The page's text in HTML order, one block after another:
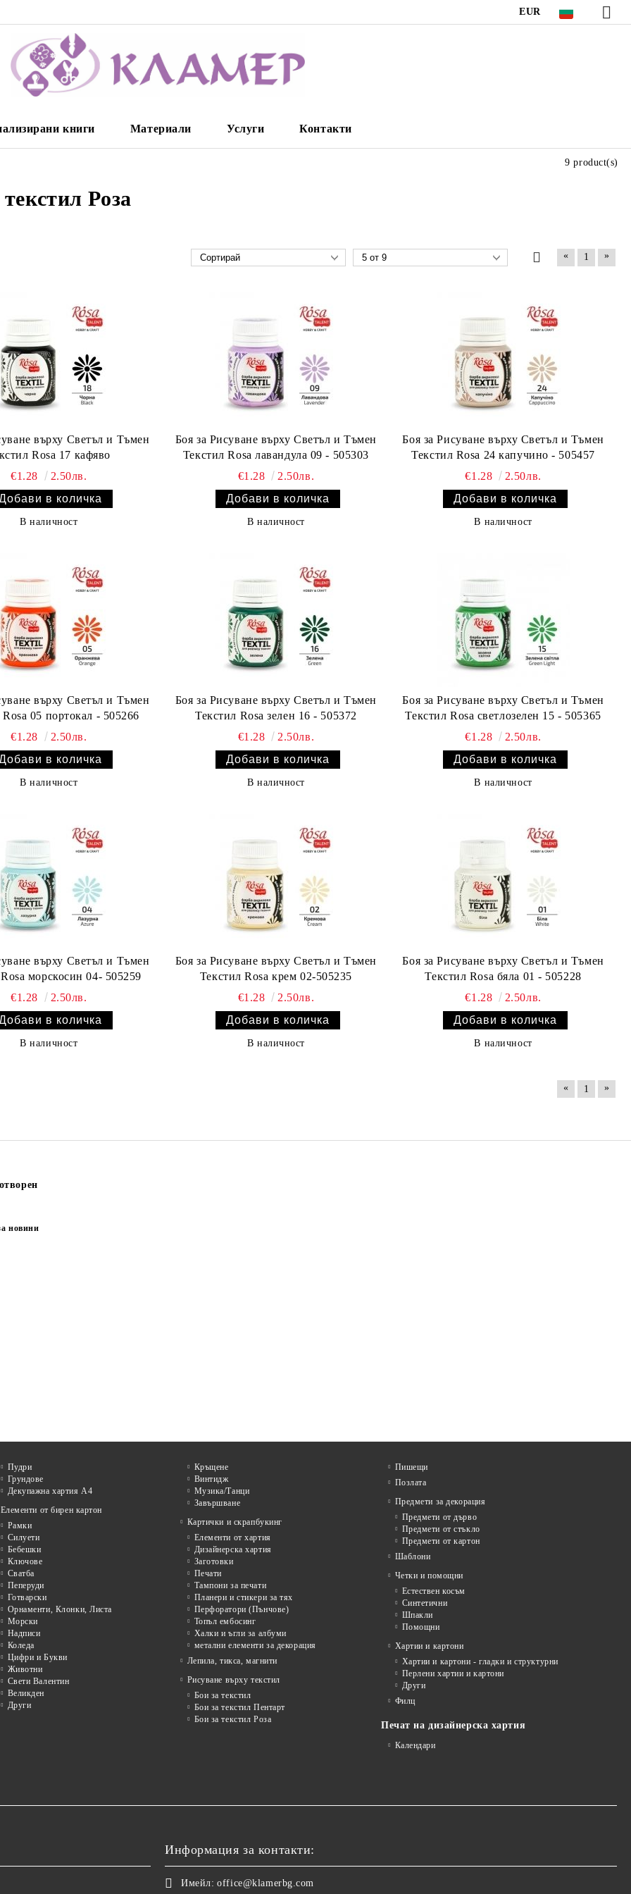
EUR
книги Материали Услуги Контакти
Роза
9 product(s)
« 1 »
върху Светъл и Тъмен
Текстил Rosa 17 кафяво
€1.28
2.50лв.
В наличност
Боя за Рисуване върху Светъл и Тъмен
Текстил Rosa лавандула 09 - 505303
€1.28
2.50лв.
В наличност
Боя за Рисуване върху Светъл и Тъмен
Текстил Rosa 24 капучино - 505457
€1.28
2.50лв.
В наличност
върху Светъл и Тъмен
Текстил Rosa 05 портокал - 505266
€1.28
2.50лв.
В наличност
Боя за Рисуване върху Светъл и Тъмен
Текстил Rosa зелен 16 - 505372
€1.28
2.50лв.
В наличност
Боя за Рисуване върху Светъл и Тъмен
Текстил Rosa светлозелен 15 - 505365
€1.28
2.50лв.
В наличност
върху Светъл и Тъмен
Текстил Rosa морскосин 04- 505259
€1.28
2.50лв.
В наличност
Боя за Рисуване върху Светъл и Тъмен
Текстил Rosa крем 02-505235
€1.28
2.50лв.
В наличност
Боя за Рисуване върху Светъл и Тъмен
Текстил Rosa бяла 01 - 505228
€1.28
2.50лв.
В наличност
« 1 »
новини
Пудри
Грундове
Декупажна хартия А4
Елементи от бирен картон
Рамки
Силуети
Бебешки
Ключове
Сватба
Пеперуди
Готварски
Орнаменти, Клонки, Листа
Морски
Надписи
Коледа
Цифри и Букви
Животни
Свети Валентин
Великден
Други
Кръщене
Винтидж
Музика/Танци
Завършване
Картички и скрапбукинг
Елементи от хартия
Дизайнерска хартия
Заготовки
Печати
Тампони за печати
Планери и стикери за тях
Перфоратори (Пънчове)
Топъл ембосинг
Халки и ъгли за албуми
метални елементи за декорация
Лепила, тикса, магнити
Рисуване върху текстил
Бои за текстил
Бои за текстил Пентарт
Бои за текстил Роза
Пишещи
Позлата
Предмети за декорация
Предмети от дърво
Предмети от стъкло
Предмети от картон
Шаблони
Четки и помощни
Естествен косъм
Синтетични
Шпакли
Помощни
Хартии и картони
Хартии и картони - гладки и структурни
Перлени хартии и картони
Други
Филц
Печат на дизайнерска хартия
Календари
Информация за контакти:
Имейл: office@klamerbg.com